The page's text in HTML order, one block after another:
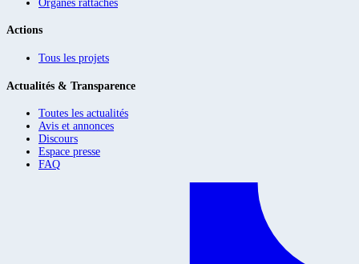
Organes rattachés
Actions
Tous les projets
Actualités & Transparence
Toutes les actualités
Avis et annonces
Discours
Espace presse
FAQ